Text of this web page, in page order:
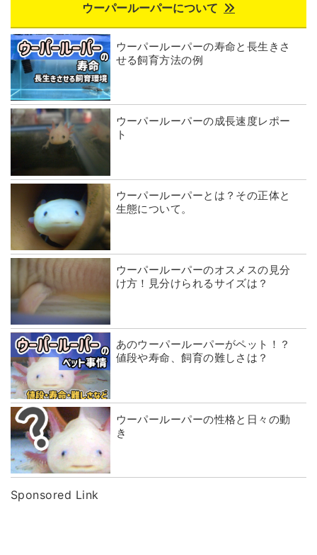
ウーパールーパーについて
ウーパールーパーの寿命と長生きさ
せる飼育方法の例
ウーパールーパーの成長速度レポー
ト
ウーパールーパーとは？その正体と
生態について。
ウーパールーパーのオスメスの見分
け方！見分けられるサイズは？
あのウーパールーパーがペット！？
値段や寿命、飼育の難しさは？
ウーパールーパーの性格と日々の動
き
Sponsored Link